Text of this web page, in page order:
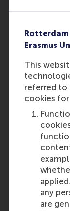
Rotterdam
Erasmus
This
referred to
cookies
any
are
inzicht
vak
van
Indien
middel
is de
course